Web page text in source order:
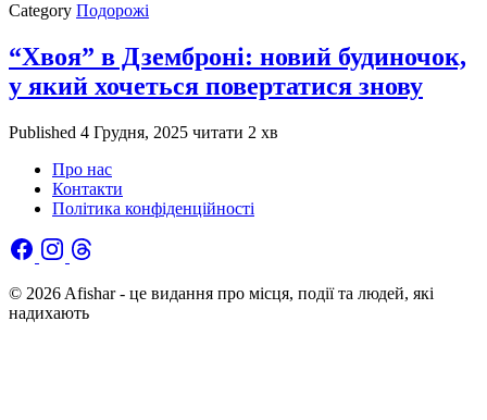
Category Подорожі
“Хвоя” в Дземброні: новий будиночок,
у який хочеться повертатися знову
Published 4 Грудня, 2025 читати 2 хв
Про нас
Контакти
Політика конфіденційності
© 2026 Afishar - це видання про місця, події та людей, які
надихають